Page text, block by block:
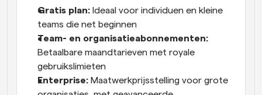
Gratis plan: Ideaal voor individuen en kleine
teams die net beginnen
Team- en organisatieabonnementen:
Betaalbare maandtarieven met royale
gebruikslimieten
Enterprise: Maatwerkprijsstelling voor grote